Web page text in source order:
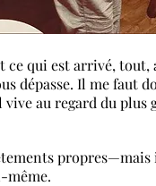
ce qui est arrivé,
dépasse. Il me faut
au regard du
même.